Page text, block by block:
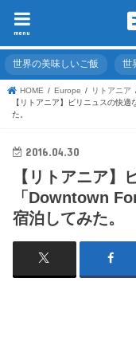
menu
世界の美味しいご飯 世
HOME Europe
リトアニア
【リトアニア】ビリニュスの快
た。
2016.04.30
【リトアニア】
「Downtown
宿泊してみた。